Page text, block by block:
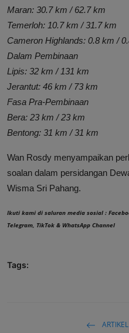
Maran: 30.7 km / 62.7 km
Temerloh: 10.7 km / 31.7 km
Cameron Highlands: 0.8 km /
Dalam Pembinaan
Lipis: 32 km / 131 km
Jerantut: 46 km / 73 km
Fasa Pra-Pembinaan
Bera: 23 km / 23 km
Bentong: 31 km / 31 km
Wan Rosdy menyampaikan
soalan dalam persidangan
Wisma Sri Pahang.
Ikuti kami di saluran media sosial :
Telegram, TikTok & WhatsApp Channel
Tags: